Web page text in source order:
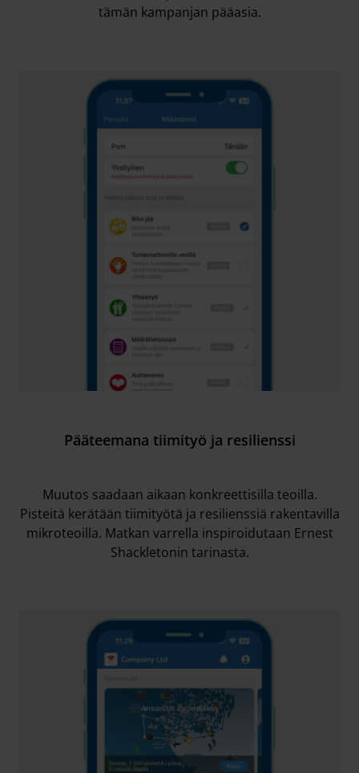
tämän kampanjan pääasia.
Pääteemana tiimityö ja resilienssi
Muutos saadaan aikaan konkreettisilla teoilla.
Pisteitä kerätään tiimityötä ja resilienssiä rakentavilla
mikroteoilla. Matkan varrella inspiroidutaan Ernest
Shackletonin tarinasta.